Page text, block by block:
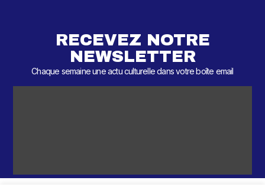
RECEVEZ NOTRE
NEWSLETTER
Chaque semaine une actu culturelle dans votre boîte email